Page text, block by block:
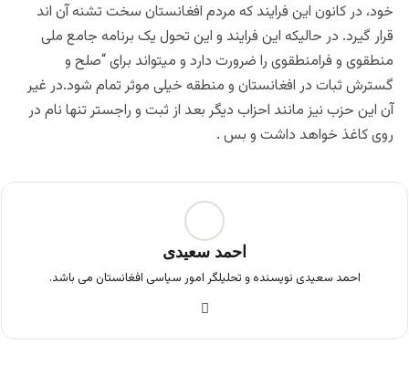
خود، در کانون این فرایند که مردم افغانستان سخت تشنه آن اند
قرار گیرد. در حالیکه این فرایند و این تحول یک برنامه جامع ملی
منطقوی و فرامنطقوی را ضرورت دارد و میتواند برای “صلح و
گسترش ثبات در افغانستان و منطقه خیلی موثر تمام شود.در غیر
آن این حزب نیز مانند احزاب دیگر بعد از ثبت و راجستر تنها نام در
روی کاغذ خواهد داشت و بس .
احمد سعیدی
احمد سعیدی نویسنده و تحلیلگر امور سیاسی افغانستان می باشد.